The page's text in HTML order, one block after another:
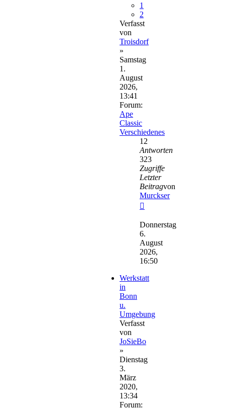
1
2
Verfasst
von
Troisdorf
»
Samstag
1.
August
2026,
13:41
Forum:
Ape
Classic
Verschiedenes
12
Antworten
323
Zugriffe
Letzter
Beitragvon
Murckser
Beitrag
Donnerstag
6.
August
2026,
16:50
Werkstatt
in
Bonn
u.
Umgebung
Verfasst
von
JoSieBo
»
Dienstag
3.
März
2020,
13:34
Forum: